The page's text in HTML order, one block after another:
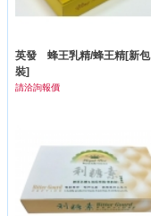
英發 蜂王乳精/蜂王精[新包
裝]
請洽詢報價